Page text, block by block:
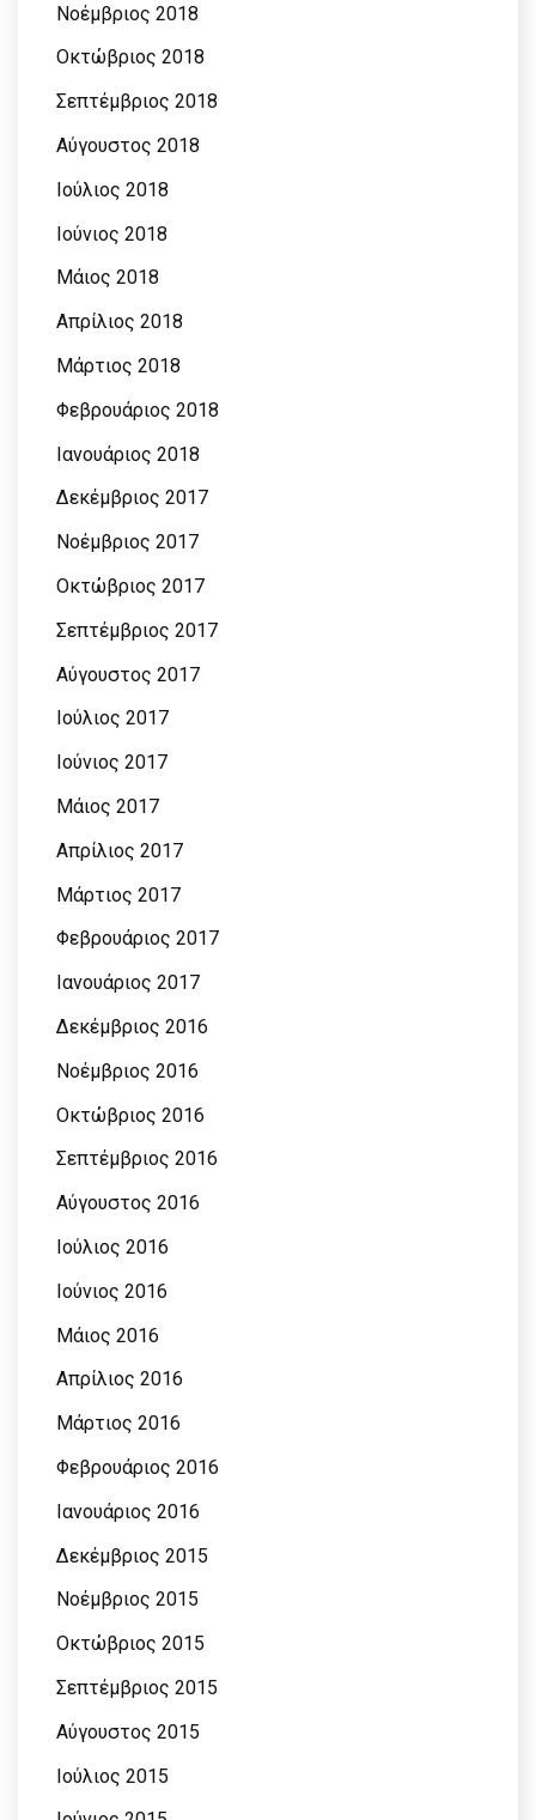
Νοέμβριος 2018
Οκτώβριος 2018
Σεπτέμβριος 2018
Αύγουστος 2018
Ιούλιος 2018
Ιούνιος 2018
Μάιος 2018
Απρίλιος 2018
Μάρτιος 2018
Φεβρουάριος 2018
Ιανουάριος 2018
Δεκέμβριος 2017
Νοέμβριος 2017
Οκτώβριος 2017
Σεπτέμβριος 2017
Αύγουστος 2017
Ιούλιος 2017
Ιούνιος 2017
Μάιος 2017
Απρίλιος 2017
Μάρτιος 2017
Φεβρουάριος 2017
Ιανουάριος 2017
Δεκέμβριος 2016
Νοέμβριος 2016
Οκτώβριος 2016
Σεπτέμβριος 2016
Αύγουστος 2016
Ιούλιος 2016
Ιούνιος 2016
Μάιος 2016
Απρίλιος 2016
Μάρτιος 2016
Φεβρουάριος 2016
Ιανουάριος 2016
Δεκέμβριος 2015
Νοέμβριος 2015
Οκτώβριος 2015
Σεπτέμβριος 2015
Αύγουστος 2015
Ιούλιος 2015